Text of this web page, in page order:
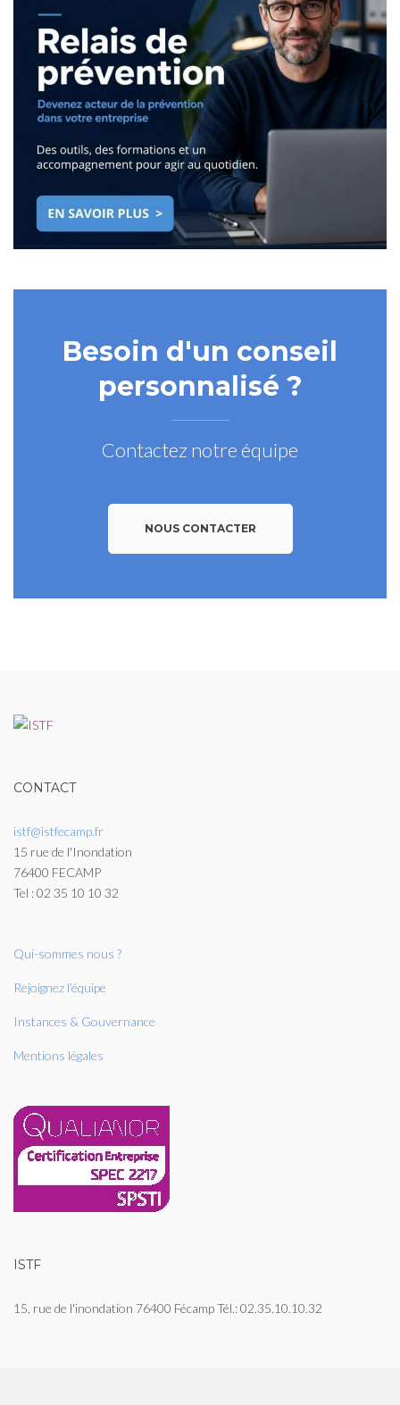
Besoin d'un conseil
personnalisé ?
Contactez notre équipe
NOUS CONTACTER
CONTACT
istf@istfecamp.fr
15 rue de l'Inondation
76400 FECAMP
Tel : 02 35 10 10 32
Qui-sommes nous ?
Rejoignez l’équipe
Instances & Gouvernance
Mentions légales
ISTF
15, rue de l'inondation 76400 Fécamp Tél.: 02.35.10.10.32